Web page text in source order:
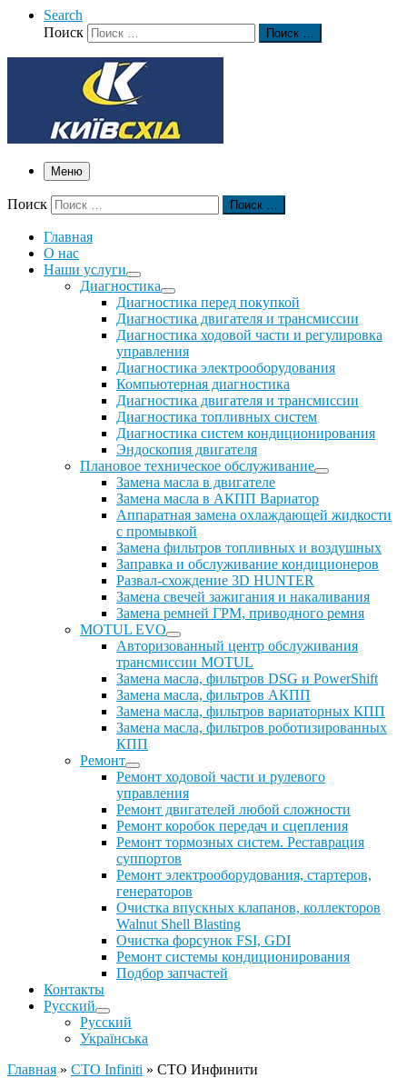
Search
Поиск
Поиск …
Меню
Поиск Поиск …
Главная
О нас
Наши услуги
Диагностика
Диагностика перед покупкой
Диагностика двигателя и трансмиссии
Диагностика ходовой части и регулировка
управления
Диагностика электрооборудования
Компьютерная диагностика
Диагностика двигателя и трансмиссии
Диагностика топливных систем
Диагностика систем кондиционирования
Эндоскопия двигателя
Плановое техническое обслуживание
Замена масла в двигателе
Замена масла в АКПП Вариатор
Аппаратная замена охлаждающей жидкости
с промывкой
Замена фильтров топливных и воздушных
Заправка и обслуживание кондиционеров
Развал-схождение 3D HUNTER
Замена свечей зажигания и накаливания
Замена ремней ГРМ, приводного ремня
MOTUL EVO
Авторизованный центр обслуживания
трансмиссии MOTUL
Замена масла, фильтров DSG и PowerShift
Замена масла, фильтров АКПП
Замена масла, фильтров вариаторных КПП
Замена масла, фильтров роботизированных
КПП
Ремонт
Ремонт ходовой части и рулевого
управления
Ремонт двигателей любой сложности
Ремонт коробок передач и сцепления
Ремонт тормозных систем. Реставрация
суппортов
Ремонт электрооборудования, стартеров,
генераторов
Очистка впускных клапанов, коллекторов
Walnut Shell Blasting
Очистка форсунок FSI, GDI
Ремонт системы кондиционирования
Подбор запчастей
Контакты
Русский
Русский
Українська
Главная » СТО Infiniti » СТО Инфинити